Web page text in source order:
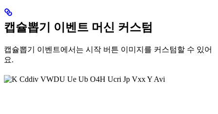
캡슐뽑기 이벤트 머신 커스텀
캡슐뽑기 이벤트에서는 시작 버튼 이미지를 커스텀할 수 있어
요.